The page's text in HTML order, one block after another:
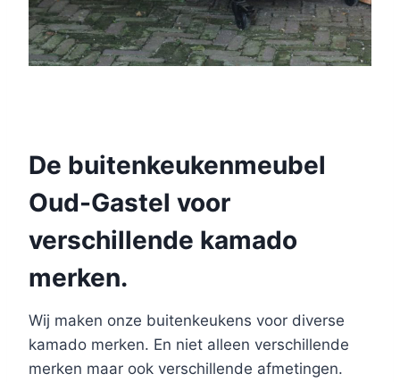
De buitenkeukenmeubel
Oud-Gastel voor
verschillende kamado
merken.
Wij maken onze buitenkeukens voor diverse
kamado merken. En niet alleen verschillende
merken maar ook verschillende afmetingen.